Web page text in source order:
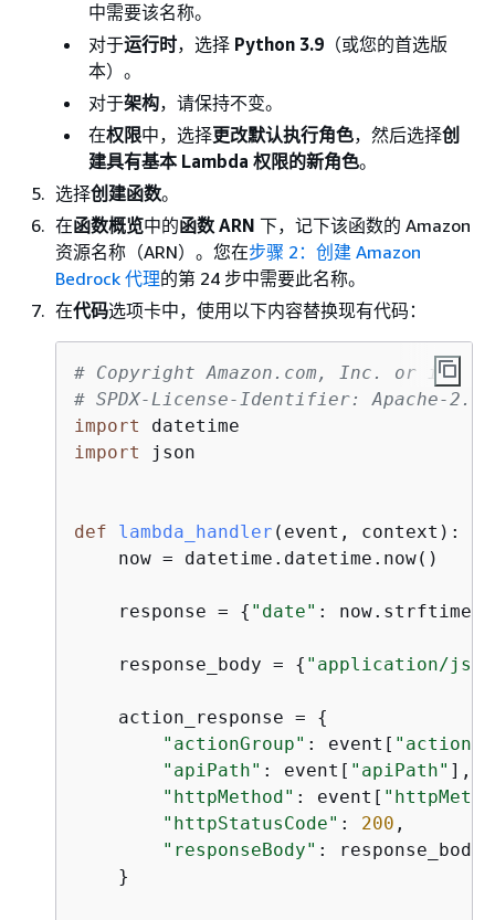
中需要该名称。
对于运行时，选择 Python 3.9 （或您的首选版
本）。
对于架构，请保持不变。
在权限中，选择更改默认执行角色，然后选择创
建具有基本 Lambda 权限的新角色。
选择创建函数。
在函数概览中的函数 ARN 下，记下该函数的 Amazon
资源名称（ARN）。您在步骤 2：创建 Amazon
Bedrock 代理的第 24 步中需要此名称。
在代码选项卡中，使用以下内容替换现有代码：
# Copyright Amazon.com, Inc. or its
# SPDX-License-Identifier: Apache-2.0
import
import
json
def lambda_handler ( event, context ):
    now = datetime.datetime.now()
    response =
{ "date" : now.strftime(
    response_body =
{ "application/
    action_response =
{
"actionGroup" : event[
"apiPath" : event[ "apiPath" ],
"httpMethod" : event[
"httpStatusCode" : 200 ,
"responseBody" : response_body,
    }